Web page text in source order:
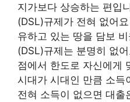
지가보다 상승하는 편입
(DSL)규제가 전혀 없어
유하고 있는 땅을 담보
(DSL)규제는 분명히 없
점에서 한도로 자신에게
시대가 시대인 만큼 소득
전혀 소득이 없으면 대출